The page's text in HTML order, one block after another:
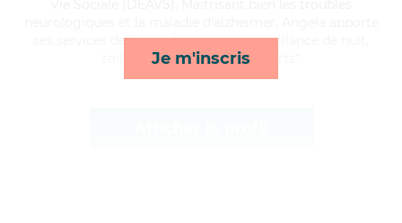
Je m'inscris
ses services de lessive/repassage, surveillance de nuit,
toilette/habillage et transports*